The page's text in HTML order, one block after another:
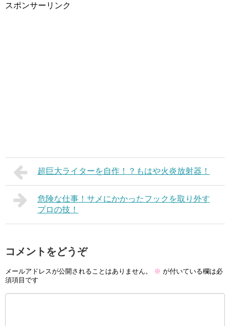
スポンサーリンク
超巨大ライターを自作！？もはや火炎放射器！
危険な仕事！サメにかかったフックを取り外す
プロの技！
コメントをどうぞ
メールアドレスが公開されることはありません。 ※ が付いている欄は必
須項目です